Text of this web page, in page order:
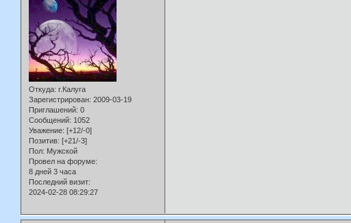
Откуда: г.Калуга
Зарегистрирован: 2009-03-19
Приглашений: 0
Сообщений: 1052
Уважение: [+12/-0]
Позитив: [+21/-3]
Пол: Мужской
Провел на форуме:
8 дней 3 часа
Последний визит:
2024-02-28 08:29:27